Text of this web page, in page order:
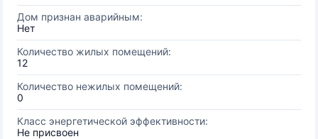
Дом признан аварийным:
Нет
Количество жилых помещений:
12
Количество нежилых помещений:
0
Класс энергетической эффективности:
Не присвоен